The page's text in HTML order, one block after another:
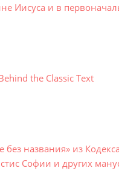
и в
the Classic Text
без названия» из
Софии и других